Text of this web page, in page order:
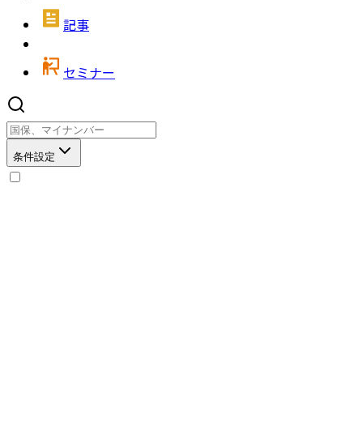
記事
セミナー
条件設定